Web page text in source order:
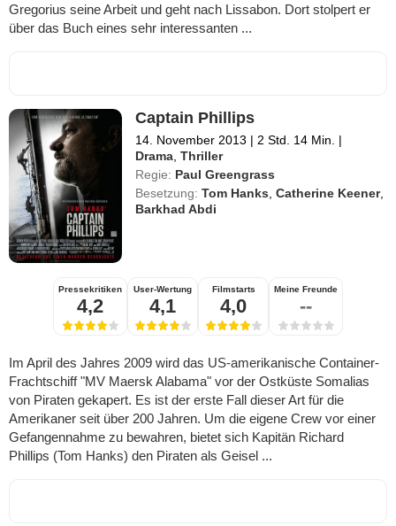
Gregorius seine Arbeit und geht nach Lissabon. Dort stolpert er
über das Buch eines sehr interessanten ...
Captain Phillips
14. November 2013 | 2 Std. 14 Min. |
Drama ,Thriller
Regie: Paul Greengrass
Besetzung: Tom Hanks ,Catherine Keener,
Barkhad Abdi
Pressekritiken
4,2
User-Wertung
4,1
Filmstarts
4,0
Meine Freunde
--
Im April des Jahres 2009 wird das US-amerikanische Container-
Frachtschiff "MV Maersk Alabama" vor der Ostküste Somalias
von Piraten gekapert. Es ist der erste Fall dieser Art für die
Amerikaner seit über 200 Jahren. Um die eigene Crew vor einer
Gefangennahme zu bewahren, bietet sich Kapitän Richard
Phillips (Tom Hanks) den Piraten als Geisel ...